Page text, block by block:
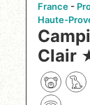
France
Haute-
Camping Tikayan Le Saint
Clair